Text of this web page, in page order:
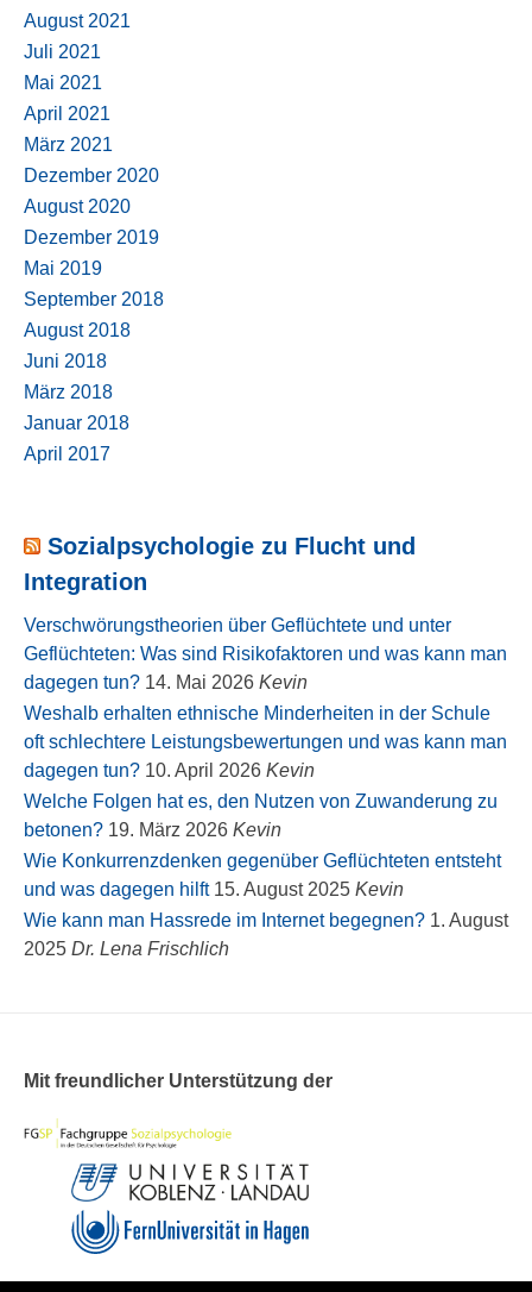
August 2021
Juli 2021
Mai 2021
April 2021
März 2021
Dezember 2020
August 2020
Dezember 2019
Mai 2019
September 2018
August 2018
Juni 2018
März 2018
Januar 2018
April 2017
Sozialpsychologie zu Flucht und
Integration
Verschwörungstheorien über Geflüchtete und unter
Geflüchteten: Was sind Risikofaktoren und was kann man
dagegen tun? 14. Mai 2026 Kevin
Weshalb erhalten ethnische Minderheiten in der Schule
oft schlechtere Leistungsbewertungen und was kann man
dagegen tun? 10. April 2026 Kevin
Welche Folgen hat es, den Nutzen von Zuwanderung zu
betonen? 19. März 2026 Kevin
Wie Konkurrenzdenken gegenüber Geflüchteten entsteht
und was dagegen hilft 15. August 2025 Kevin
Wie kann man Hassrede im Internet begegnen? 1. August
2025 Dr. Lena Frischlich
Mit freundlicher Unterstützung der